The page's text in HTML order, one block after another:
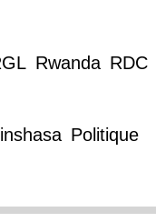
Rwanda RDC
Politique